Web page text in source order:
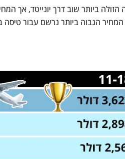
פי 2.5 מהמחיר ביולי. המחיר הגבוה ביותר נרשם